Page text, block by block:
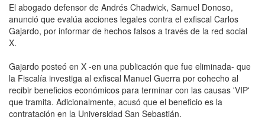
El abogado defensor de Andrés Chadwick, Samuel Donoso,
anunció que evalúa acciones legales contra el exfiscal Carlos
Gajardo, por informar de hechos falsos a través de la red social
X.
Gajardo posteó en X -en una publicación que fue eliminada- que
la Fiscalía investiga al exfiscal Manuel Guerra por cohecho al
recibir beneficios económicos para terminar con las causas 'VIP'
que tramita. Adicionalmente, acusó que el beneficio es la
contratación en la Universidad San Sebastián.